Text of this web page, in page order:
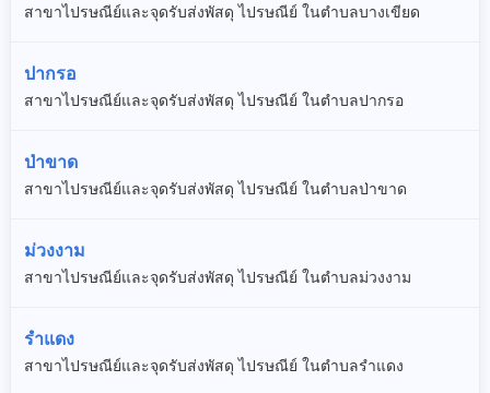
สาขาไปรษณีย์และจุดรับส่งพัสดุ ไปรษณีย์ ในตำบลบางเขียด
ปากรอ
สาขาไปรษณีย์และจุดรับส่งพัสดุ ไปรษณีย์ ในตำบลปากรอ
ป่าขาด
สาขาไปรษณีย์และจุดรับส่งพัสดุ ไปรษณีย์ ในตำบลป่าขาด
ม่วงงาม
สาขาไปรษณีย์และจุดรับส่งพัสดุ ไปรษณีย์ ในตำบลม่วงงาม
รำแดง
สาขาไปรษณีย์และจุดรับส่งพัสดุ ไปรษณีย์ ในตำบลรำแดง